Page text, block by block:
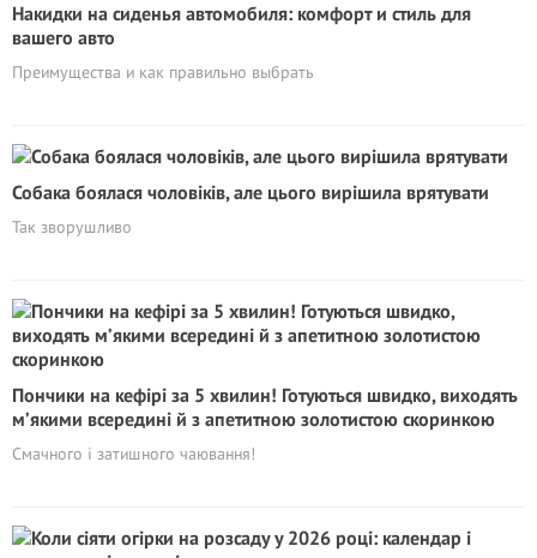
Накидки на сиденья автомобиля: комфорт и стиль для
вашего авто
Преимущества и как правильно выбрать
Собака боялася чоловіків, але цього вирішила врятувати
Так зворушливо
Пончики на кефірі за 5 хвилин! Готуються швидко, виходять
м’якими всередині й з апетитною золотистою скоринкою
Смачного і затишного чаювання!